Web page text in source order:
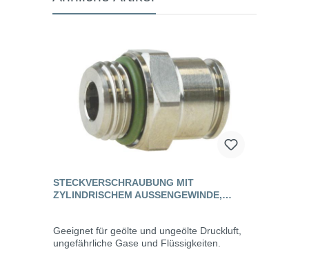
STECKVERSCHRAUBUNG MIT
ZYLINDRISCHEM AUSSENGEWINDE, E
Geeignet für geölte und ungeölte Druckluft,
ungefährliche Gase und Flüssigkeiten.